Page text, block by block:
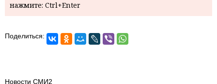
нажмите: Ctrl+Enter
Поделиться:
Новости СМИ2